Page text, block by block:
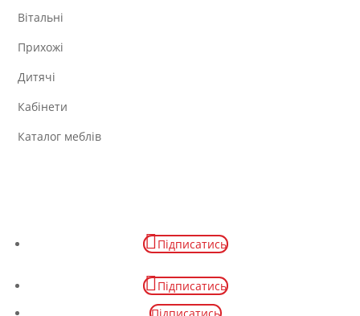
Вітальні
Прихожі
Дитячі
Кабінети
Каталог меблів
Підписатись
Підписатись
Підписатись